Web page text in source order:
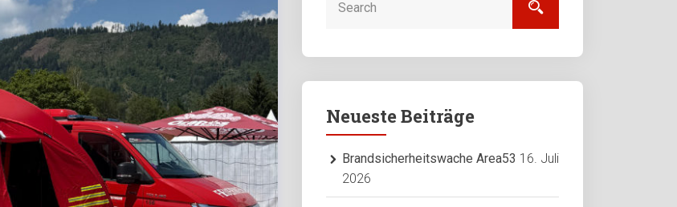
Neueste Beiträge
Brandsicherheitswache Area53 16. Juli
2026